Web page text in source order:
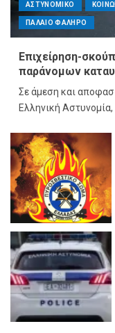
ΑΣΤΥΝΟΜΙΚΟ
ΠΑΛΑΙΟ ΦΑΛΗΡΟ
Επιχείρηση-
παράνομων
Σε άμεση και
Ελληνική